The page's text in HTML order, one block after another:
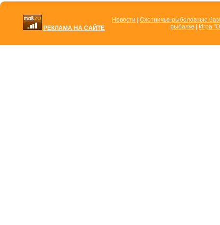
РЕКЛАМА НА САЙТЕ
Новости
Охотничье-рыболовные
рыбалке
Игра